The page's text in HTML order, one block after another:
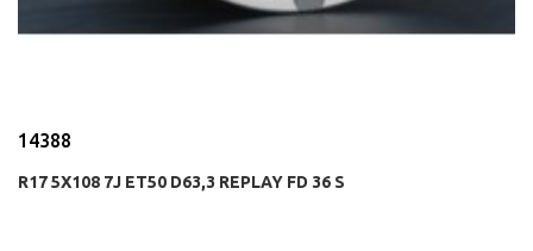
14388
R17 5X108 7J ET50 D63,3 REPLAY FD 36 S